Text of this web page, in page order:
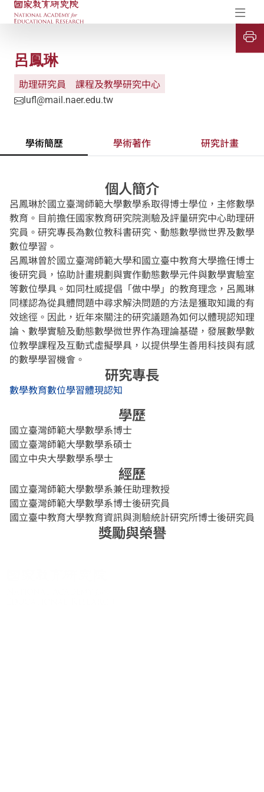
國家教育研究院-研究成果典藏庫
呂鳳琳
助理研究員 課程及教學研究中心
lufl@mail.naer.edu.tw
學術簡歷 學術著作 研究計畫
個人簡介
呂鳳琳於國立臺灣師範大學數學系取得博士學位，主修數學
教育。目前擔任國家教育研究院測驗及評量研究中心助理研
究員。研究專長為數位教科書研究、動態數學微世界及數學
數位學習。
呂鳳琳曾於國立臺灣師範大學和國立臺中教育大學擔任博士
後研究員，協助計畫規劃與實作動態數學元件與數學實驗室
等數位學具。如同杜威提倡「做中學」的教育理念，呂鳳琳
同樣認為從具體問題中尋求解決問題的方法是獲取知識的有
效途徑。因此，近年來關注的研究議題為如何以體現認知理
論、數學實驗及動態數學微世界作為理論基礎，發展數學數
位教學課程及互動式虛擬學具，以提供學生善用科技與有感
的數學學習機會。
研究專長
數學教育數位學習體現認知
學歷
國立臺灣師範大學數學系博士
國立臺灣師範大學數學系碩士
國立中央大學數學系學士
經歷
國立臺灣師範大學數學系兼任助理教授
國立臺灣師範大學數學系博士後研究員
國立臺中教育大學教育資訊與測驗統計研究所博士後研究員
獎勵與榮譽